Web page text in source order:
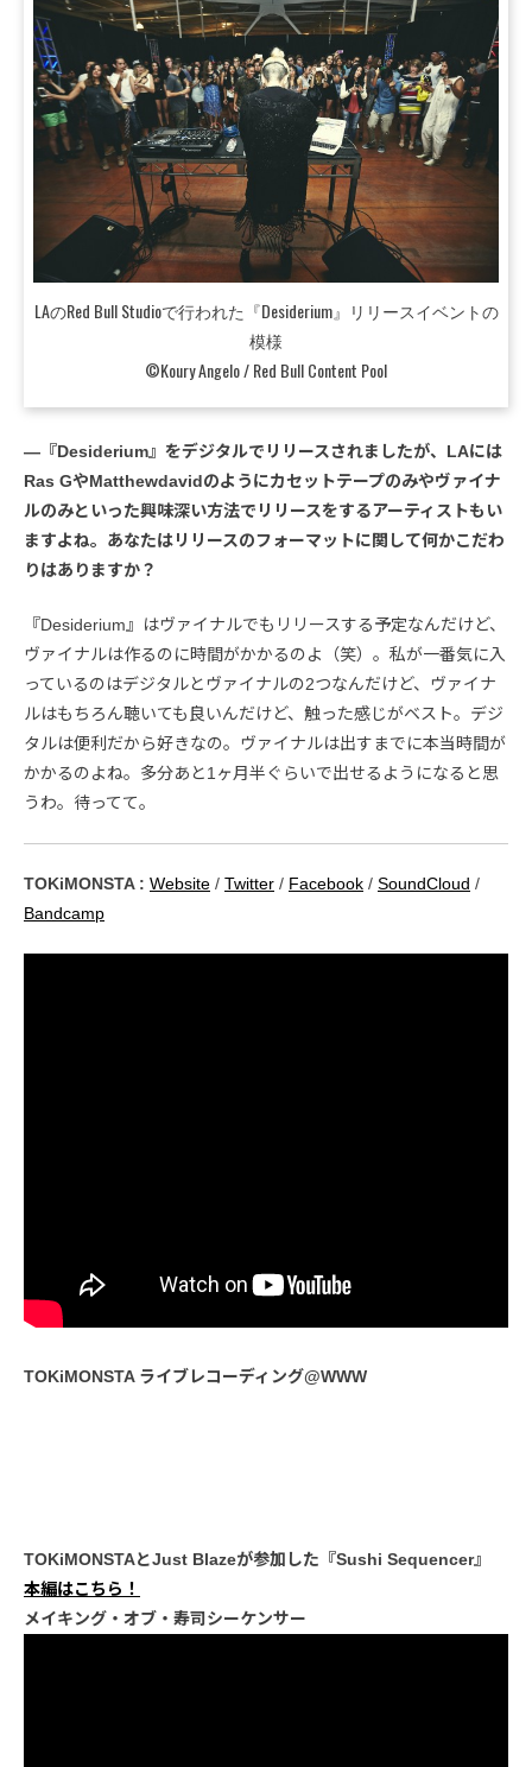
LAのRed Bull Studioで行われた『Desiderium』リリースイベントの
模様
©Koury Angelo / Red Bull Content Pool
―『Desiderium』をデジタルでリリースされましたが、LAには
Ras GやMatthewdavidのようにカセットテープのみやヴァイナ
ルのみといった興味深い方法でリリースをするアーティストもい
ますよね。あなたはリリースのフォーマットに関して何かこだわ
りはありますか？
『Desiderium』はヴァイナルでもリリースする予定なんだけど、
ヴァイナルは作るのに時間がかかるのよ（笑）。私が一番気に入
っているのはデジタルとヴァイナルの2つなんだけど、ヴァイナ
ルはもちろん聴いても良いんだけど、触った感じがベスト。デジ
タルは便利だから好きなの。ヴァイナルは出すまでに本当時間が
かかるのよね。多分あと1ヶ月半ぐらいで出せるようになると思
うわ。待ってて。
TOKiMONSTA : Website / Twitter / Facebook / SoundCloud /
Bandcamp
TOKiMONSTA ライブレコーディング@WWW
TOKiMONSTAとJust Blazeが参加した『Sushi Sequencer』
本編はこちら！
メイキング・オブ・寿司シーケンサー